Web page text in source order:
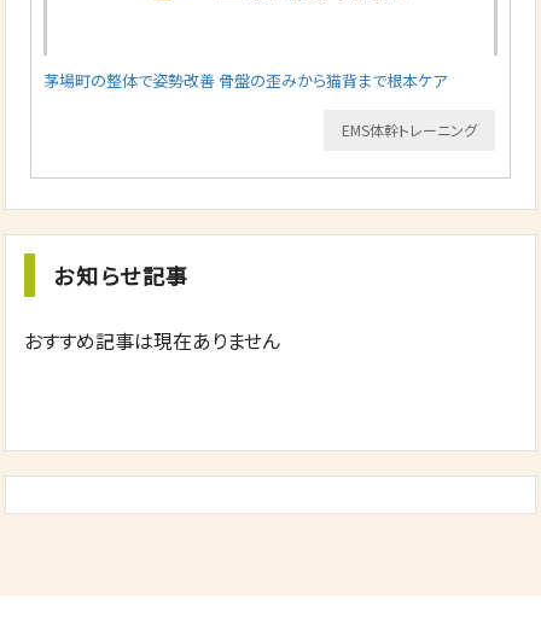
茅場町の整体で姿勢改善 骨盤の歪みから猫背まで根本ケア
EMS体幹トレーニング
お知らせ記事
おすすめ記事は現在ありません